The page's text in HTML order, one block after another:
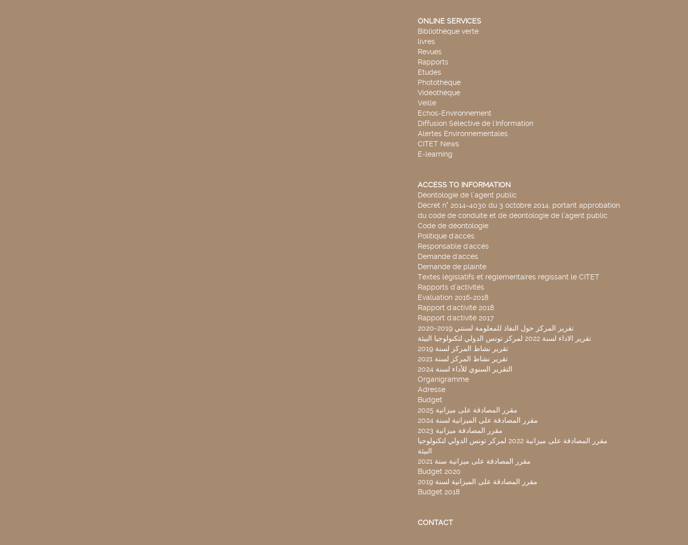
ONLINE SERVICES
Bibliothèque verte
livres
Revues
Rapports
Etudes
Photothèque
Vidéothèque
Veille
Echos-Environnement
Diffusion Sélective de l'Information
Alertes Environnementales
CITET News
E-learning
ACCESS TO INFORMATION
Déontologie de l’agent public
Décret n° 2014-4030 du 3 octobre 2014, portant approbation
du code de conduite et de déontologie de l’agent public
Code de déontologie
Politique d'accès
Responsable d'accès
Demande d'accès
Demande de plainte
Textes législatifs et réglementaires régissant le CITET
Rapports d’activités
Evaluation 2016-2018
Rapport d'activité 2018
Rapport d'activité 2017
تقرير المركز حول النفاذ للمعلومة لسنتي 2019-2020
تقرير الاداء لسنة 2022 لمركز تونس الدولي لتكنولوجيا البيئة
تقرير نشاط المركز لسنة 2019
تقرير نشاط المركز لسنة 2021
التقرير السنوي للأداء لسنة 2024
Organigramme
Adresse
Budget
2025 مقرر المصادقة على ميزانية
مقرر المصادقة على الميزانية لسنة 2024
مقرر المصادقة ميزانية 2023
مقرر المصادقة على ميزانية 2022 لمركز تونس الدولي لتكنولوجيا
البيئة
مقرر المصادقة على ميزانية سنة 2021
Budget 2020
مقرر المصادقة على الميزانية لسنة 2019
Budget 2018
CONTACT